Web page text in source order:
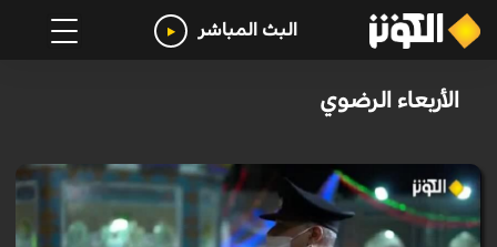
البث المباشر
الأربعاء الرضوي